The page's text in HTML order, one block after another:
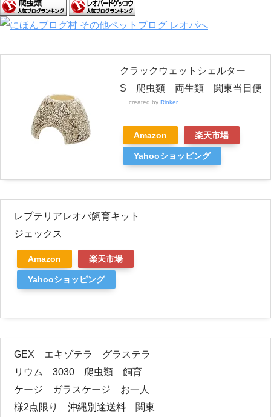
クラックウェットシェルター
S 爬虫類 両生類 関東当日便
created by Rinker
Amazon 楽天市場
Yahooショッピング
レプテリアレオパ飼育キット
ジェックス
Amazon 楽天市場
Yahooショッピング
GEX エキゾテラ グラステラ
リウム 3030 爬虫類 飼育
ケージ ガラスケージ お一人
様2点限り 沖縄別途送料 関東